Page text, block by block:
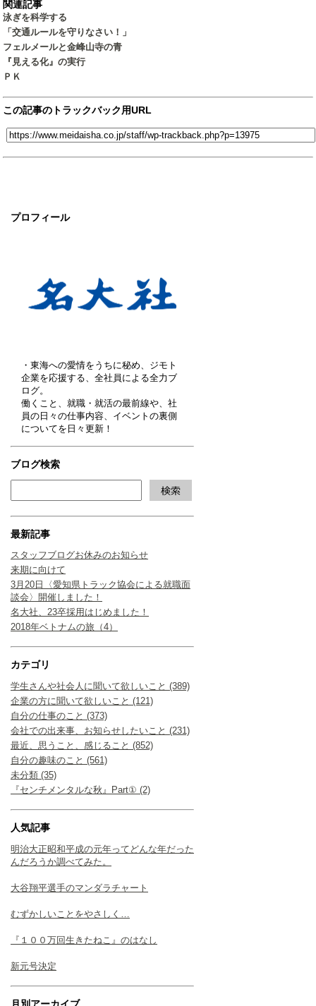
プロフィール
・東海への愛情をうちに秘め、ジモト
企業を応援する、全社員による全力ブ
ログ。
働くこと、就職・就活の最前線や、社
員の日々の仕事内容、イベントの裏側
についてを日々更新！
ブログ検索
最新記事
スタッフブログお休みのお知らせ
来期に向けて
3月20日〈愛知県トラック協会による就職面
談会〉開催しました！
名大社、23卒採用はじめました！
2018年ベトナムの旅（4）
カテゴリ
学生さんや社会人に聞いて欲しいこと (389)
企業の方に聞いて欲しいこと (121)
自分の仕事のこと (373)
会社での出来事、お知らせしたいこと (231)
最近、思うこと、感じること (852)
自分の趣味のこと (561)
未分類 (35)
『センチメンタルな秋』Part① (2)
人気記事
明治大正昭和平成の元年ってどんな年だった
んだろうか調べてみた。
大谷翔平選手のマンダラチャート
むずかしいことをやさしく…
『１００万回生きたねこ』のはなし
新元号決定
月別アーカイブ
関連記事
泳ぎを科学する
「交通ルールを守りなさい！」
フェルメールと金峰山寺の青
『見える化』の実行
ＰＫ
この記事のトラックバック用URL